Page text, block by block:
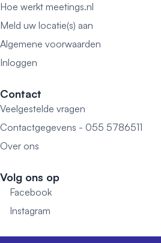
Hoe werkt meetings.nl
Meld uw locatie(s) aan
Algemene voorwaarden
Inloggen
Contact
Veelgestelde vragen
Contactgegevens - 055 5786511
Over ons
Volg ons op
Facebook
Instagram